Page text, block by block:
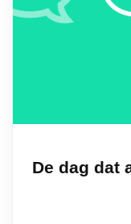
De dag dat